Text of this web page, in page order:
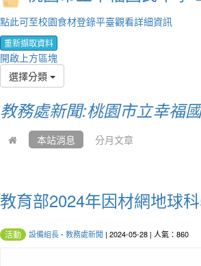
點此可至校園食材登錄平臺觀看詳細資訊
重新擷取資料
開啟上方區塊
選擇分類
教務處新聞:桃園市立幸福
本站消息 分月文章
教育部2024年因材網地球
活動 設備組長- 教務處新聞 | 2024-05-28 | 人氣：860